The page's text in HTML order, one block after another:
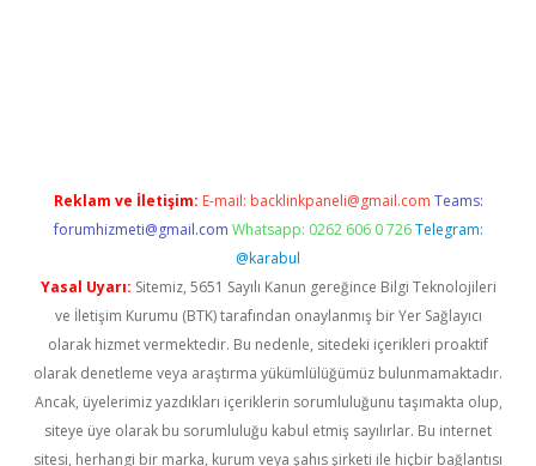
Reklam ve İletişim: E-mail: backlinkpaneli@gmail.com Teams:
forumhizmeti@gmail.com Whatsapp: 0262 606 0 726 Telegram:
@karabul
Yasal Uyarı: Sitemiz, 5651 Sayılı Kanun gereğince Bilgi Teknolojileri
ve İletişim Kurumu (BTK) tarafından onaylanmış bir Yer Sağlayıcı
olarak hizmet vermektedir. Bu nedenle, sitedeki içerikleri proaktif
olarak denetleme veya araştırma yükümlülüğümüz bulunmamaktadır.
Ancak, üyelerimiz yazdıkları içeriklerin sorumluluğunu taşımakta olup,
siteye üye olarak bu sorumluluğu kabul etmiş sayılırlar. Bu internet
sitesi, herhangi bir marka, kurum veya şahıs şirketi ile hiçbir bağlantısı